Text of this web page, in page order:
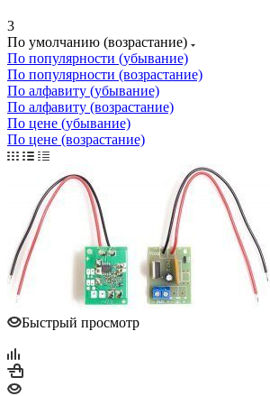
3
По умолчанию (возрастание)
По популярности (убывание)
По популярности (возрастание)
По алфавиту (убывание)
По алфавиту (возрастание)
По цене (убывание)
По цене (возрастание)
Быстрый просмотр